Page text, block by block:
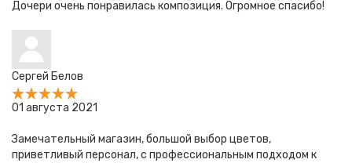
Дочери очень понравилась композиция. Огромное спасибо!
Сергей Белов
01 августа 2021
Замечательный магазин, большой выбор цветов,
приветливый персонал, с профессиональным подходом к